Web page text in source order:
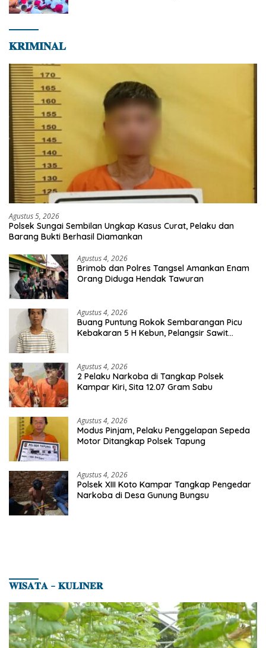
𝐊𝐑𝐈𝐌𝐈𝐍𝐀𝐋
Agustus 5, 2026
Polsek Sungai Sembilan Ungkap Kasus Curat, Pelaku dan
Barang Bukti Berhasil Diamankan
Agustus 4, 2026
Brimob dan Polres Tangsel Amankan Enam
Orang Diduga Hendak Tawuran
Agustus 4, 2026
Buang Puntung Rokok Sembarangan Picu
Kebakaran 5 H Kebun, Pelangsir Sawit
Agustus 4, 2026
2 Pelaku Narkoba di Tangkap Polsek
Kampar Kiri, Sita 12.07 Gram Sabu
Agustus 4, 2026
Modus Pinjam, Pelaku Penggelapan Sepeda
Motor Ditangkap Polsek Tapung
Agustus 4, 2026
Polsek XIII Koto Kampar Tangkap Pengedar
Narkoba di Desa Gunung Bungsu
𝐖𝐈𝐒𝐀𝐓𝐀 – 𝐊𝐔𝐋𝐈𝐍𝐄𝐑